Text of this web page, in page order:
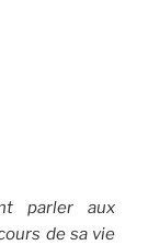
parler aux
de sa vie